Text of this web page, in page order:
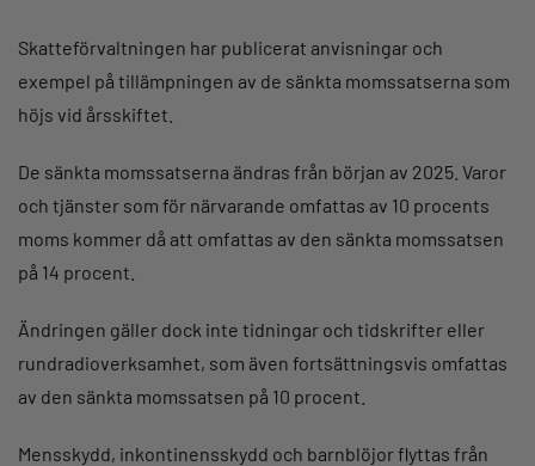
Skatteförvaltningen har publicerat anvisningar och
exempel på tillämpningen av de sänkta momssatserna som
höjs vid årsskiftet.
De sänkta momssatserna ändras från början av 2025. Varor
och tjänster som för närvarande omfattas av 10 procents
moms kommer då att omfattas av den sänkta momssatsen
på 14 procent.
Ändringen gäller dock inte tidningar och tidskrifter eller
rundradioverksamhet, som även fortsättningsvis omfattas
av den sänkta momssatsen på 10 procent.
Mensskydd, inkontinensskydd och barnblöjor flyttas från